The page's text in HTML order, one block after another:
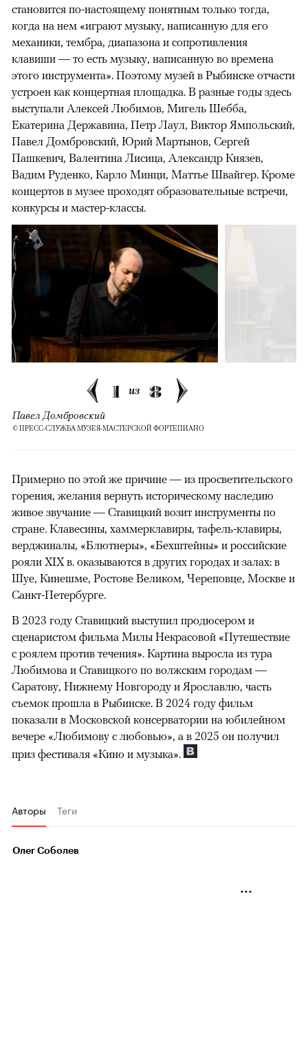
становится по-настоящему понятным только тогда,
когда на нем «играют музыку, написанную для его
механики, тембра, диапазона и сопротивления
клавиши — то есть музыку, написанную во времена
этого инструмента». Поэтому музей в Рыбинске отчасти
устроен как концертная площадка. В разные годы здесь
выступали Алексей Любимов, Мигель Шебба,
Екатерина Державина, Петр Лаул, Виктор Ямпольский,
Павел Домбровский, Юрий Мартынов, Сергей
Пашкевич, Валентина Лисица, Александр Князев,
Вадим Руденко, Карло Минци, Маттье Швайгер. Кроме
концертов в музее проходят образовательные встречи,
конкурсы и мастер-классы.
1 из 8
Павел Домбровский
© ПРЕСС-СЛУЖБА МУЗЕЯ-МАСТЕРСКОЙ ФОРТЕПИАНО
Примерно по этой же причине — из просветительского
горения, желания вернуть историческому наследию
живое звучание — Ставицкий возит инструменты по
стране. Клавесины, хаммерклавиры, тафель-клавиры,
верджиналы, «Блютнеры», «Бехштейны» и российские
рояли XIX в. оказываются в других городах и залах: в
Шуе, Кинешме, Ростове Великом, Череповце, Москве и
Санкт-Петербурге.
В 2023 году Ставицкий выступил продюсером и
сценаристом фильма Милы Некрасовой «Путешествие
с роялем против течения». Картина выросла из тура
Любимова и Ставицкого по волжским городам —
Саратову, Нижнему Новгороду и Ярославлю, часть
съемок прошла в Рыбинске. В 2024 году фильм
показали в Московской консерватории на юбилейном
вечере «Любимову с любовью», а в 2025 он получил
приз фестиваля «Кино и музыка».
Авторы Теги
Олег Соболев